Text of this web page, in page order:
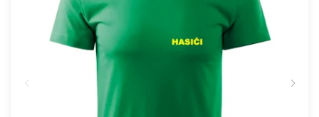
NA SKLADE 16.91 €